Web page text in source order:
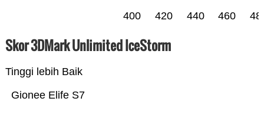
400 420 440 460
Skor 3DMark Unlimited IceStorm
Tinggi lebih Baik
Gionee Elife S7